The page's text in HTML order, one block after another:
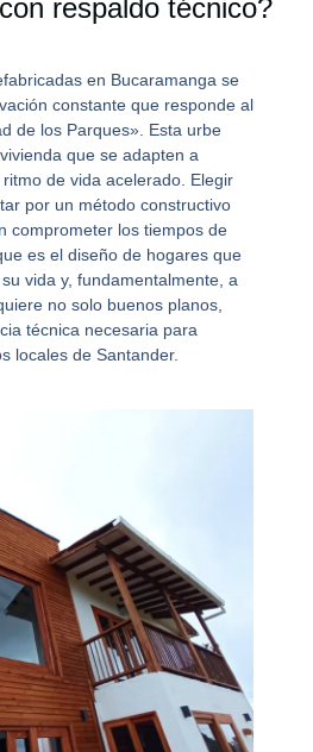
respaldo técnico?
en Bucaramanga se
constante que responde al
de los Parques». Esta urbe
que se adapten a
de vida acelerado. Elegir
por un método constructivo
comprometer los tiempos de
es el diseño de hogares que
vida y, fundamentalmente, a
no solo buenos planos,
técnica necesaria para
locales de Santander.